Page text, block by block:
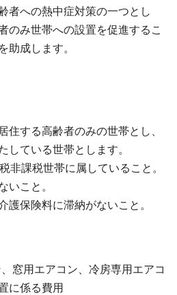
者への熱中症対策の一つとし
のみ世帯への設置を促進するこ
助成します。
住する高齢者のみの世帯とし、
している世帯とします。
課税世帯に属していること。
いこと。
保険料に滞納がないこと。
窓用エアコン、冷房専用エアコ
に係る費用